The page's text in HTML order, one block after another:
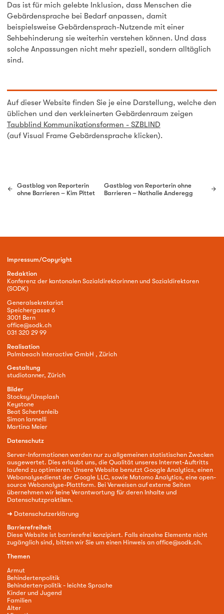
Das ist für mich gelebte Inklusion, dass Menschen die
Gebärdensprache bei Bedarf anpassen, damit
beispielsweise Gebärdensprach-Nutzende mit einer
Sehbehinderung sie weiterhin verstehen können. Und dass
solche Anpassungen nicht mehr speziell, sondern alltäglich
sind.
Auf dieser Website finden Sie je eine Darstellung, welche den
üblichen und den verkleinerten Gebärdenraum zeigen
Taubblind Kommunikationsformen - SZBLIND
(auf Visual Frame Gebärdensprache klicken).
Gastblog von Reporterin
ohne Barrieren – Kim Pittet
Gastblog von Reporterin ohne
Barrieren – Nathalie Anderegg
Impressum/Copyright
Redaktion
Konferenz der kantonalen Sozialdirektorinnen und Sozialdirektoren
(SODK)
Generalsekretariat
Speichergasse 6
3001 Bern
office@sodk.ch
031 320 29 99
Realisation
Palmbeach Interactive GmbH , Zürich
Gestaltung
studiotanner, Zürich
Bilder
Stocksy/Unsplash
Keystone
Beat Schertenleib
Simon Iannelli
Martina Meier
Datenschutz
Server-Informationen werden nur zu allgemeinen statistischen Zwecken
ausgewertet. Dies erlaubt uns, die Qualität unseres Internet-Auftritts
laufend zu optimieren. Unsere Website benutzt Google Analytics, einen
Webanalysedienst der Google LLC, sowie Matomo Analytics, eine open-
source Webanalyse-Plattform. Bei Verweisen auf externe Seiten
übernehmen wir keine Verantwortung für deren Inhalte und
Datenschutzpraktiken.
➜ Datenschutzerklärung
Barrierefreiheit
Diese Website ist barrierefrei konzipiert. Falls einzelne Elemente nicht
zugänglich sind, bitten wir Sie um einen Hinweis an office@sodk.ch.
Themen
Armut
Behindertenpolitik
Behinderten·politik - leichte Sprache
Kinder und Jugend
Familien
Alter